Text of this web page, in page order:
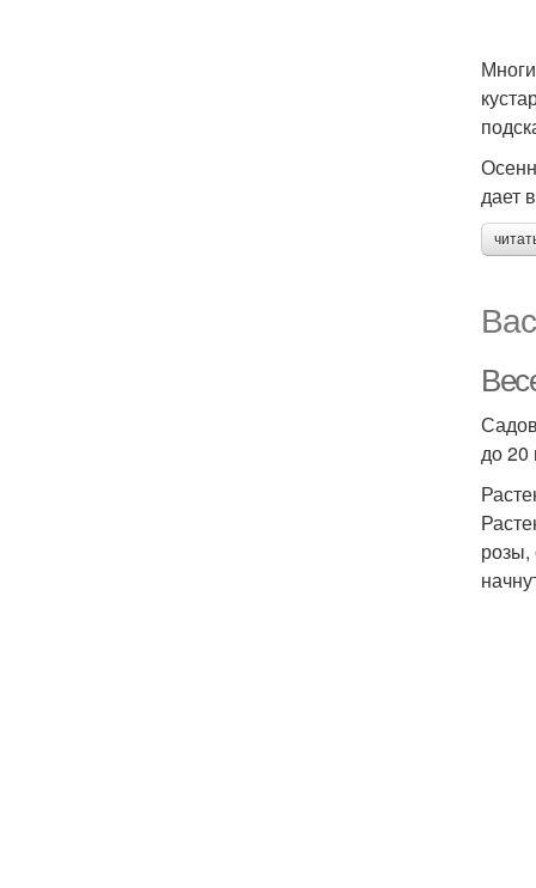
дает
до 20
розы,